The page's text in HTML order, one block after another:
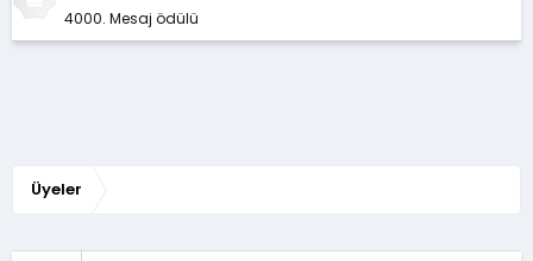
4000. Mesaj ödülü
Üyeler